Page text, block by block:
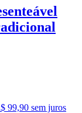
99,90 sem juros